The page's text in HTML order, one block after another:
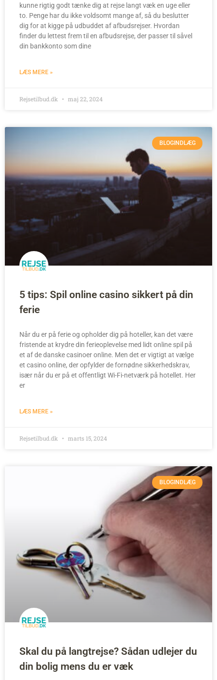
kunne rigtig godt tænke dig at rejse langt væk en uge eller
to. Penge har du ikke voldsomt mange af, så du beslutter
dig for at kigge på udbuddet af afbudsrejser. Hvordan
finder du lettest frem til en afbudsrejse, der passer til såvel
din bankkonto som dine
LÆS MERE »
Rejsetilbud.dk maj 22, 2024
BLOGINDLÆG
5 tips: Spil online casino sikkert på din
ferie
Når du er på ferie og opholder dig på hoteller, kan det være
fristende at krydre din ferieoplevelse med lidt online spil på
et af de danske casinoer online. Men det er vigtigt at vælge
et casino online, der opfylder de fornødne sikkerhedskrav,
især når du er på et offentligt Wi-Fi-netværk på hotellet. Her
er
LÆS MERE »
Rejsetilbud.dk marts 15, 2024
BLOGINDLÆG
Skal du på langtrejse? Sådan udlejer du
din bolig mens du er væk